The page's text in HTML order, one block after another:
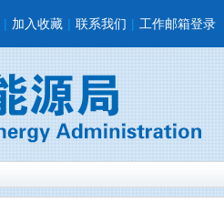
| 加入收藏 | 联系我们 | 工作邮箱登录